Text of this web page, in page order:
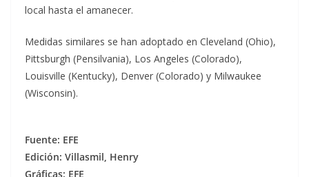
local hasta el amanecer.
Medidas similares se han adoptado en Cleveland (Ohio),
Pittsburgh (Pensilvania), Los Angeles (Colorado),
Louisville (Kentucky), Denver (Colorado) y Milwaukee
(Wisconsin).
Fuente: EFE
Edición: Villasmil, Henry
Gráficas: EFE